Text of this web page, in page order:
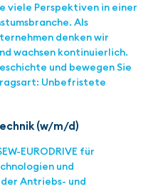
viele Perspektiven in einer
Als
denken wir
wachsen kontinuierlich.
und bewegen Sie
Unbefristete
(w/m/d)
EURODRIVE für
und
Antriebs- und